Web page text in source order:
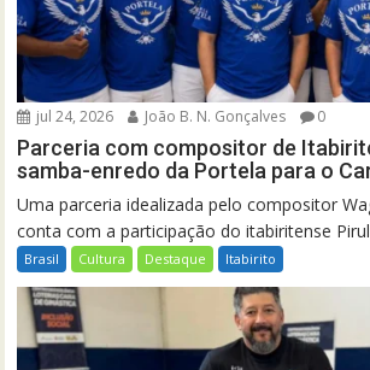
jul 24, 2026 João B. N. Gonçalves 0
Parceria com compositor de
samba-enredo da Portela para o
Uma parceria idealizada pelo compositor
conta com a participação do itabiritense
Brasil Cultura Destaque Itabirito